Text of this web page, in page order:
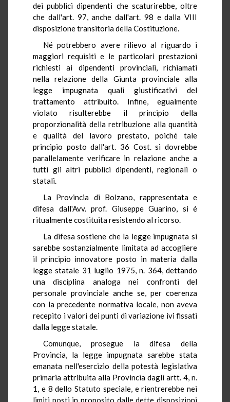
dei pubblici dipendenti che scaturirebbe, oltre
che dall'art. 97, anche dall'art. 98 e dalla VIII
disposizione transitoria della Costituzione.
Né potrebbero avere rilievo al riguardo i
maggiori requisiti e le particolari prestazioni
richiesti ai dipendenti provinciali, richiamati
nella relazione della Giunta provinciale alla
legge impugnata quali giustificativi del
trattamento attribuito. Infine, egualmente
violato risulterebbe il principio della
proporzionalità della retribuzione alla quantità
e qualità del lavoro prestato, poiché tale
principio posto dall'art. 36 Cost. si dovrebbe
parallelamente verificare in relazione anche a
tutti gli altri pubblici dipendenti, regionali o
statali.
La Provincia di Bolzano, rappresentata e
difesa dall'Avv. prof. Giuseppe Guarino, si é
ritualmente costituita resistendo al ricorso.
La difesa sostiene che la legge impugnata si
sarebbe sostanzialmente limitata ad accogliere
il principio innovatore posto in materia dalla
legge statale 31 luglio 1975, n. 364, dettando
una disciplina analoga nei confronti del
personale provinciale anche se, per coerenza
con la precedente normativa locale, non aveva
recepito i valori dei punti di variazione ivi fissati
dalla legge statale.
Comunque, prosegue la difesa della
Provincia, la legge impugnata sarebbe stata
emanata nell'esercizio della potestà legislativa
primaria attribuita alla Provincia dagli artt. 4, n.
1, e 8 dello Statuto speciale, e rientrerebbe nei
limiti posti in proposito dalle dette disposizioni